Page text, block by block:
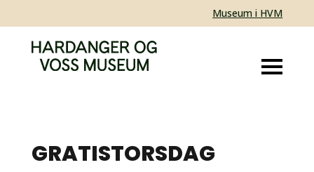
Museum i HVM
GRATISTORSDAG